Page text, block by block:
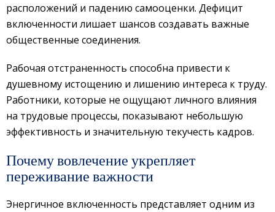
расположений и падению самооценки. Дефицит
включенности лишает шансов создавать важные
общественные соединения.
Рабочая отстраненность способна привести к
душевному истощению и лишению интереса к труду.
Работники, которые не ощущают личного влияния
на трудовые процессы, показывают небольшую
эффективность и значительную текучесть кадров.
Почему вовлечение укрепляет
переживание важности
Энергичное включенность представляет одним из